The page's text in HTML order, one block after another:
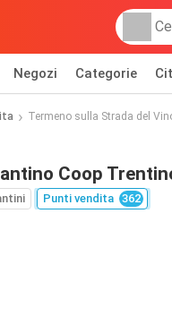
Negozi Categorie
Termeno sulla Strada del
Coop
Punti vendita 362